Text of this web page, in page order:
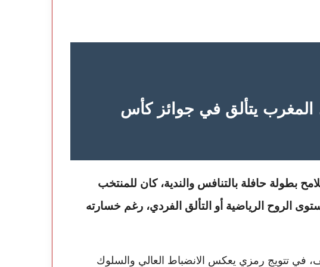
يتألق في جوائز كأس
بطولة حافلة بالتنافس والندية، كان للمنتخب
الروح الرياضية أو التألق الفردي، رغم خسارته
في تتويج رمزي يعكس الانضباط العالي والسلوك